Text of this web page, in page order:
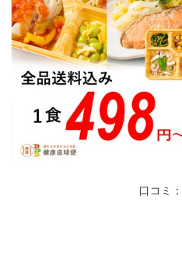
口コミ：